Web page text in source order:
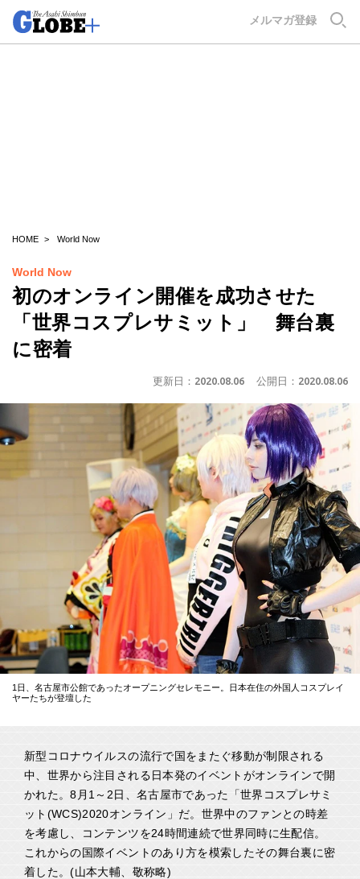
メルマガ登録
HOME World Now
World Now
初のオンライン開催を成功させた
「世界コスプレサミット」 舞台裏
に密着
更新日： 2020.08.06 公開日： 2020.08.06
1日、名古屋市公館であったオープニングセレモニー。日本在住の外国人コスプレイ
ヤーたちが登壇した
新型コロナウイルスの流行で国をまたぐ移動が制限される
中、世界から注目される日本発のイベントがオンラインで開
かれた。8月1～2日、名古屋市であった「世界コスプレサミ
ット(WCS)2020オンライン」だ。世界中のファンとの時差
を考慮し、コンテンツを24時間連続で世界同時に生配信。
これからの国際イベントのあり方を模索したその舞台裏に密
着した。(山本大輔、敬称略)